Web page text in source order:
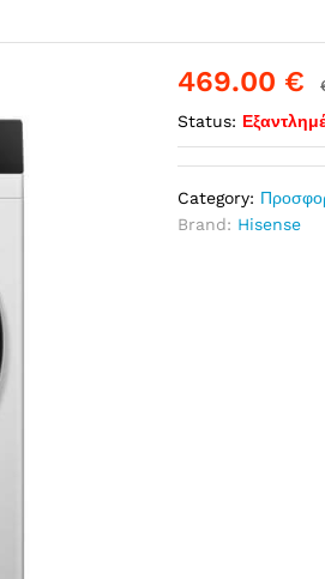
469.00 €
Status:
Category:
Brand: Hisense